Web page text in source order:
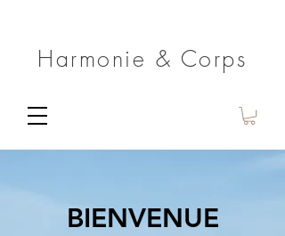
Harmonie & Corps
BIENVENUE